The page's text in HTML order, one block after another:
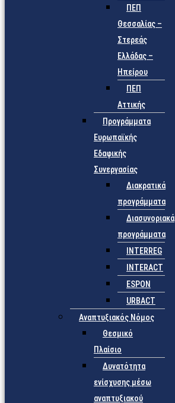
ΠΕΠ
Θεσσαλίας –
Στερεάς
Ελλάδας –
Ηπείρου
ΠΕΠ
Αττικής
Προγράμματα
Ευρωπαϊκής
Εδαφικής
Συνεργασίας
Διακρατικά
προγράμματα
Διασυνοριακά
προγράμματα
INTERREG
INTERACT
ESPON
URBACT
Αναπτυξιακός Νόμος
Θεσμικό
Πλαίσιο
Δυνατότητα
ενίσχυσης μέσω
αναπτυξιακού